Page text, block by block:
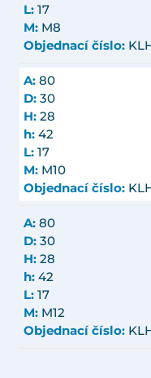
L: 17
M: M8
Objednací číslo:
A: 80
D: 30
H: 28
h: 42
L: 17
M: M10
Objednací číslo:
A: 80
D: 30
H: 28
h: 42
L: 17
M: M12
Objednací číslo: